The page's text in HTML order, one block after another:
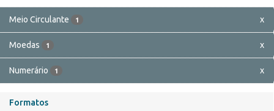
Meio Circulante 1 x
Moedas 1 x
Numerário 1 x
Formatos